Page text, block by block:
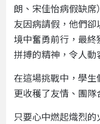
朗、宋佳怡病假缺
友因病請假，他們
境中奮勇前行，最
拼搏的精神，令人動
在這場挑戰中，學生
更收穫了友情、團隊
只要心中燃起熾烈